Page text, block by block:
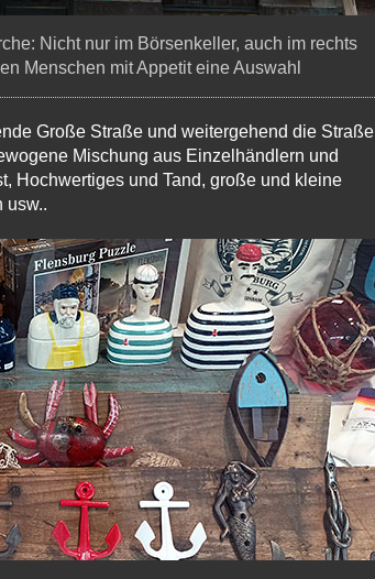
Nicht nur im Börsenkeller, auch im rechts
Menschen mit Appetit eine Auswahl
Große Straße und weitergehend die Straße
Mischung aus Einzelhändlern und
Hochwertiges und Tand, große und kleine
usw..